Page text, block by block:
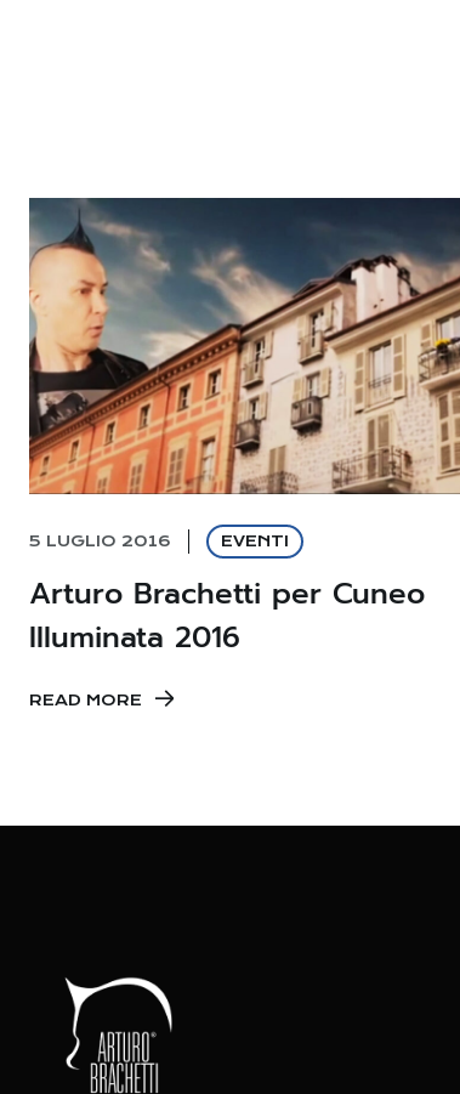
5 LUGLIO 2016 EVENTI
Arturo Brachetti per Cuneo
Illuminata 2016
READ MORE